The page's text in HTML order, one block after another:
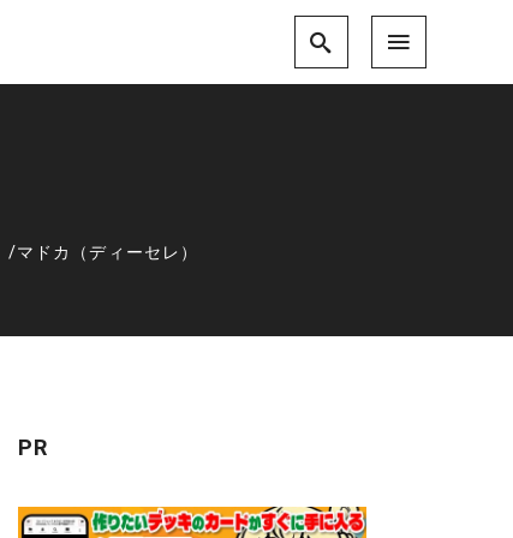
/マドカ（ディーセレ）
PR